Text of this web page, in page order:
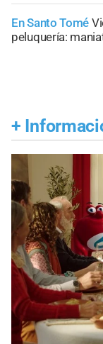
En Santo Tomé
peluquería:
+